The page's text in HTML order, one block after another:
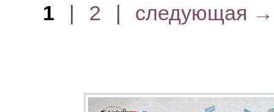
1 | 2 | следующая →